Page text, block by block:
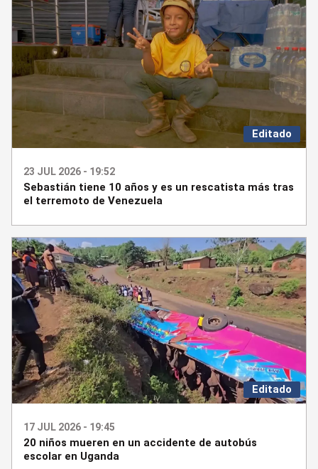
Editado
23 JUL 2026 - 19:52
Sebastián tiene 10 años y es un rescatista más tras
el terremoto de Venezuela
Editado
17 JUL 2026 - 19:45
20 niños mueren en un accidente de autobús
escolar en Uganda